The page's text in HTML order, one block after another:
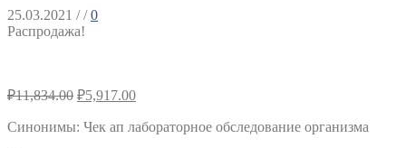
25.03.2021 / /0
Распродажа!
₽11,834.00 ₽5,917.00
Синонимы: Чек ап лабораторное обследование организма